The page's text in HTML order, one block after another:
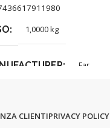
1,0000 kg
Far
CLIENTIPRIVACY POLICY